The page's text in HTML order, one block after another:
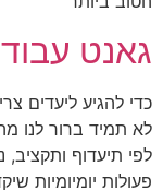
גאנט
כדי להגיע ליעדים
לא תמיד ברור לנו
לפי תיעדוף
פעולות יומיומיות